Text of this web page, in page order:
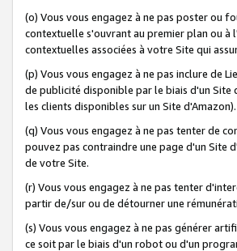
(o) Vous vous engagez à ne pas poster ou
contextuelle s'ouvrant au premier plan ou
contextuelles associées à votre Site qui
(p) Vous vous engagez à ne pas inclure de
de publicité disponible par le biais d'un Site
les clients disponibles sur un Site d'Amazon).
(q) Vous vous engagez à ne pas tenter de
pouvez pas contraindre une page d'un Site
de votre Site.
(r) Vous vous engagez à ne pas tenter
partir de/sur ou de détourner une
(s) Vous vous engagez à ne pas générer
ce soit par le biais d'un robot ou d'un